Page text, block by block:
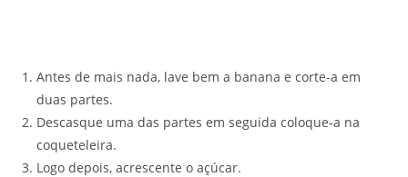
Antes de mais nada, lave bem a banana e corte-a em
duas partes.
Descasque uma das partes em seguida coloque-a na
coqueteleira.
Logo depois, acrescente o açúcar.